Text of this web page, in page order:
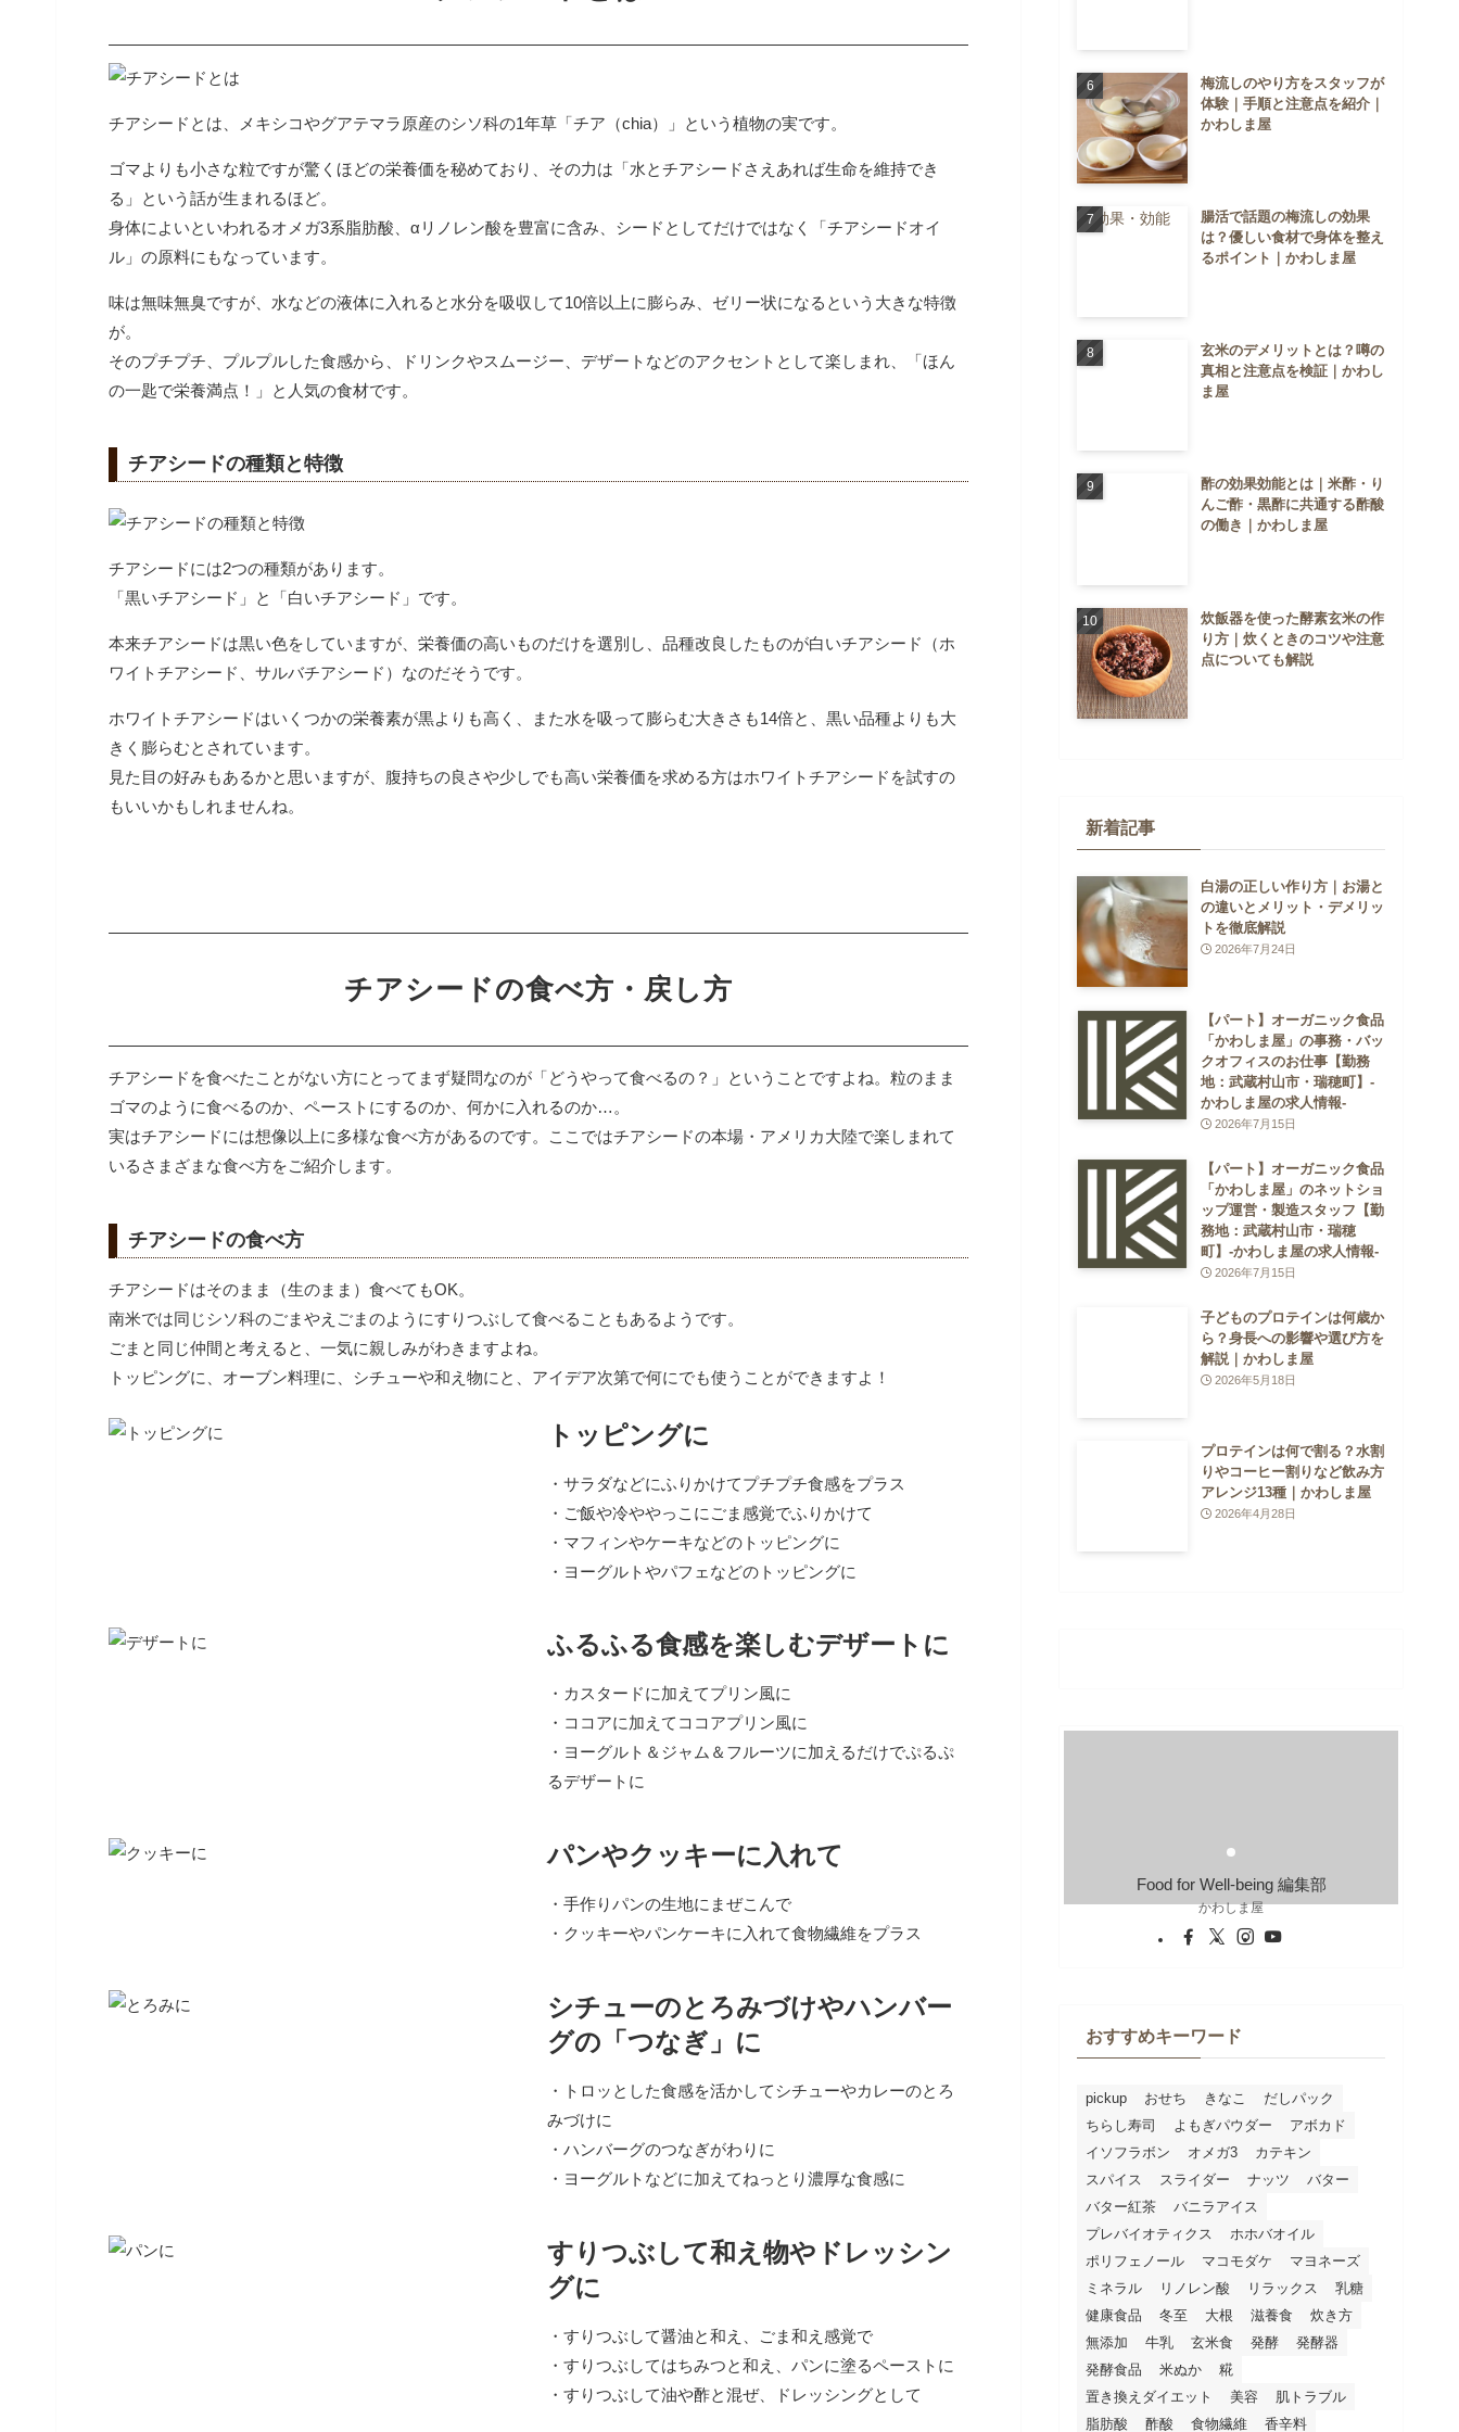
チアシードとは、メキシコやグアテマラ原産のシソ科の1年草「チア（chia）」という植物の実です。
ゴマよりも小さな粒ですが驚くほどの栄養価を秘めており、その力は「水とチアシードさえあれば生命を維持でき
る」という話が生まれるほど。
身体によいといわれるオメガ3系脂肪酸、αリノレン酸を豊富に含み、シードとしてだけではなく「チアシードオイ
ル」の原料にもなっています。
味は無味無臭ですが、水などの液体に入れると水分を吸収して10倍以上に膨らみ、ゼリー状になるという大きな特徴
が。
そのプチプチ、プルプルした食感から、ドリンクやスムージー、デザートなどのアクセントとして楽しまれ、「ほん
の一匙で栄養満点！」と人気の食材です。
チアシードの種類と特徴
チアシードには2つの種類があります。
「黒いチアシード」と「白いチアシード」です。
本来チアシードは黒い色をしていますが、栄養価の高いものだけを選別し、品種改良したものが白いチアシード（ホ
ワイトチアシード、サルバチアシード）なのだそうです。
ホワイトチアシードはいくつかの栄養素が黒よりも高く、また水を吸って膨らむ大きさも14倍と、黒い品種よりも大
きく膨らむとされています。
見た目の好みもあるかと思いますが、腹持ちの良さや少しでも高い栄養価を求める方はホワイトチアシードを試すの
もいいかもしれませんね。
チアシードの食べ方・戻し方
チアシードを食べたことがない方にとってまず疑問なのが「どうやって食べるの？」ということですよね。 粒のまま
ゴマのように食べるのか、ペーストにするのか、何かに入れるのか…。
実はチアシードには想像以上に多様な食べ方があるのです。
ここではチアシードの本場・アメリカ大陸で楽しまれて
いるさまざまな食べ方をご紹介します。
チアシードの食べ方
チアシードはそのまま（生のまま）食べてもOK。
南米では同じシソ科のごまやえごまのようにすりつぶして食べることもあるようです。
ごまと同じ仲間と考えると、一気に親しみがわきますよね。
トッピングに、オーブン料理に、シチューや和え物にと、アイデア次第で何にでも使うことができますよ！
トッピングに
・サラダなどにふりかけてプチプチ食感をプラス
・ご飯や冷ややっこにごま感覚でふりかけて
・マフィンやケーキなどのトッピングに
・ヨーグルトやパフェなどのトッピングに
ふるふる食感を楽しむデザートに
・カスタードに加えてプリン風に
・ココアに加えてココアプリン風に
・ヨーグルト＆ジャム＆フルーツに加えるだけでぷるぷ
るデザートに
パンやクッキーに入れて
・手作りパンの生地にまぜこんで
・クッキーやパンケーキに入れて食物繊維をプラス
シチューのとろみづけやハンバー
グの「つなぎ」に
・トロッとした食感を活かしてシチューやカレーのとろ
みづけに
・ハンバーグのつなぎがわりに
・ヨーグルトなどに加えてねっとり濃厚な食感に
すりつぶして和え物やドレッシン
グに
・すりつぶして醤油と和え、ごま和え感覚で
・すりつぶしてはちみつと和え、パンに塗るペーストに
・すりつぶして油や酢と混ぜ、ドレッシングとして
梅流しのやり方をスタッフが
体験｜手順と注意点を紹介｜
かわしま屋
腸活で話題の梅流しの効果
は？優しい食材で身体を整え
るポイント｜かわしま屋
玄米のデメリットとは？噂の
真相と注意点を検証｜かわし
ま屋
酢の効果効能とは｜米酢・り
んご酢・黒酢に共通する酢酸
の働き｜かわしま屋
炊飯器を使った酵素玄米の作
り方｜炊くときのコツや注意
点についても解説
新着記事
白湯の正しい作り方｜お湯と
の違いとメリット・デメリッ
トを徹底解説
2026年7月24日
【パート】オーガニック食品
「かわしま屋」の事務・バッ
クオフィスのお仕事【勤務
地：武蔵村山市・瑞穂町】-
かわしま屋の求人情報-
2026年7月15日
【パート】オーガニック食品
「かわしま屋」のネットショ
ップ運営・製造スタッフ【勤
務地：武蔵村山市・瑞穂
町】-かわしま屋の求人情報-
2026年7月15日
子どものプロテインは何歳か
ら？身長への影響や選び方を
解説｜かわしま屋
2026年5月18日
プロテインは何で割る？水割
りやコーヒー割りなど飲み方
アレンジ13種｜かわしま屋
2026年4月28日
Food for Well-being 編集部
かわしま屋
おすすめキーワード
pickup おせち きなこ
だしパック
ちらし寿司
よもぎパウダー
アボカド
イソフラボン
オメガ3
カテキン
スパイス
スライダー ナッツ
バター
バター紅茶
バニラアイス
プレバイオティクス
ホホバオイル
ポリフェノール
マコモダケ
マヨネーズ
ミネラル
リノレン酸 リラックス
乳糖
健康食品
冬至 大根 滋養食
炊き方
無添加
牛乳 玄米食 発酵
発酵器
発酵食品
米ぬか
糀
置き換えダイエット
美容
肌トラブル
脂肪酸
酢酸 食物繊維 香辛料